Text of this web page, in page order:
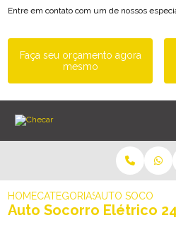
Entre em contato com um de nossos
Faça seu orçamento agora
mesmo
HOMECATEGORIASAUTO SOCORRO
Auto Socorro Elétrico